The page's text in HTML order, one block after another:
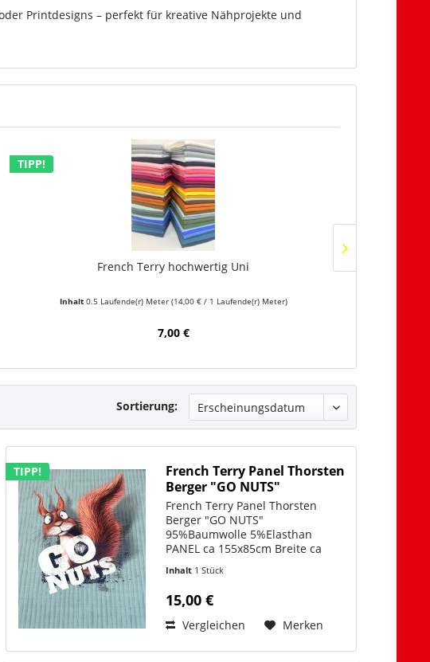
Printdesigns – perfekt für kreative Nähprojekte und
TIPP!
French Terry hochwertig Uni
Inhalt 0.5 Laufende(r) Meter (14,00 € / 1 Laufende(r) Meter)
7,00 €
Sortierung:
TIPP!
French Terry Panel Thorsten
Berger "GO NUTS"
French Terry Panel Thorsten
Berger "GO NUTS"
95%Baumwolle 5%Elasthan
PANEL ca 155x85cm Breite ca
Stoffvideo:
French Terry – der perfekte Stoff
für gemütliche...
Inhalt 1 Stück
15,00 €
Vergleichen Merken